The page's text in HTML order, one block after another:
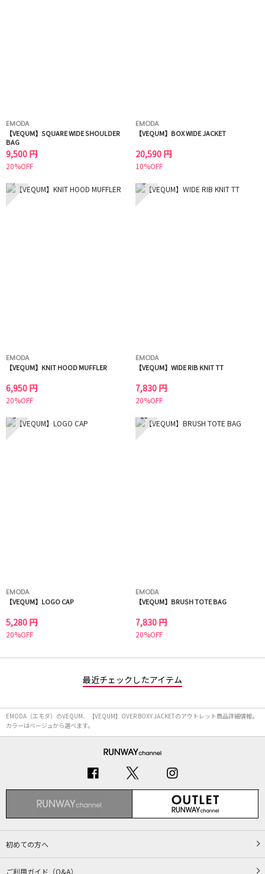
EMODA
【VEQUM】SQUARE WIDE SHOULDER
BAG
9,500 円
20%OFF
EMODA
【VEQUM】BOX WIDE JACKET
20,590 円
10%OFF
7
EMODA
【VEQUM】KNIT HOOD MUFFLER
6,950 円
20%OFF
8
EMODA
【VEQUM】WIDE RIB KNIT TT
7,830 円
20%OFF
9
EMODA
【VEQUM】LOGO CAP
5,280 円
20%OFF
10
EMODA
【VEQUM】BRUSH TOTE BAG
7,830 円
20%OFF
最近チェックしたアイテム
EMODA（エモダ）のVEQUM、【VEQUM】OVER BOXY JACKETのアウトレット商品詳細情報。
カラーはベージュから選べます。
初めての方へ
ご利用ガイド（Q&A）